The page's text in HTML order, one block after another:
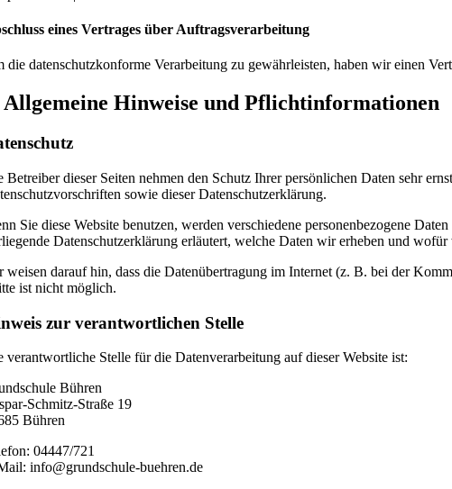
eines Vertrages über Auftragsverarbeitung
die datenschutzkonforme Verarbeitung zu gewährleisten, haben wir einen
Allgemeine Hinweise und Pflicht­informationen
Betreiber dieser Seiten nehmen den Schutz Ihrer persönlichen Daten sehr
sowie dieser Datenschutzerklärung.
Sie diese Website benutzen, werden verschiedene personenbezogene
Datenschutzerklärung erläutert, welche Daten wir erheben und
weisen darauf hin, dass die Datenübertragung im Internet (z. B. bei der
ist nicht möglich.
zur verantwortlichen Stelle
verantwortliche Stelle für die Datenverarbeitung auf dieser Website ist:
Bühren
Schmitz-Straße 19
Bühren
04447/721
info@grundschule-buehren.de